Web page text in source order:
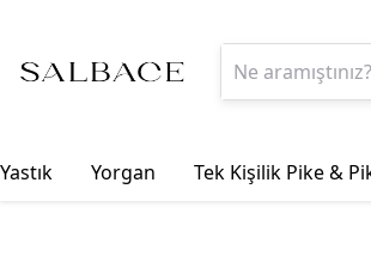
Yastık Yorgan Tek Kişilik Pike &